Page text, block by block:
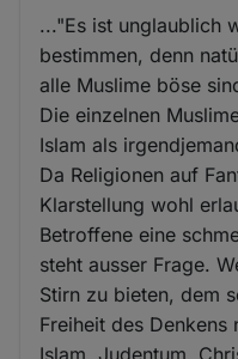
..."Es ist unglaublich
bestimmen, denn
alle Muslime böse
Die einzelnen
Islam als
Da Religionen auf
Klarstellung wohl
Betroffene eine
steht ausser Frage.
Stirn zu bieten, dem
Freiheit des